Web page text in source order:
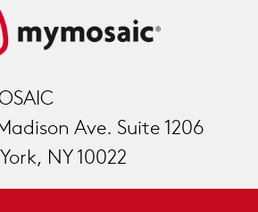
Ave. Suite 1206
NY 10022